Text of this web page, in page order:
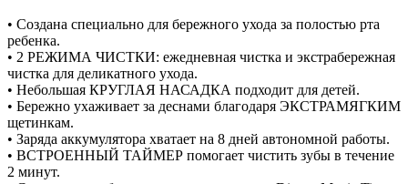
• Создана специально для бережного ухода за полостью рта
ребенка.
• 2 РЕЖИМА ЧИСТКИ: ежедневная чистка и экстрабережная
чистка для деликатного ухода.
• Небольшая КРУГЛАЯ НАСАДКА подходит для детей.
• Бережно ухаживает за деснами благодаря ЭКСТРАМЯГКИМ
щетинкам.
• Заряда аккумулятора хватает на 8 дней автономной работы.
• ВСТРОЕННЫЙ ТАЙМЕР помогает чистить зубы в течение
2 минут.